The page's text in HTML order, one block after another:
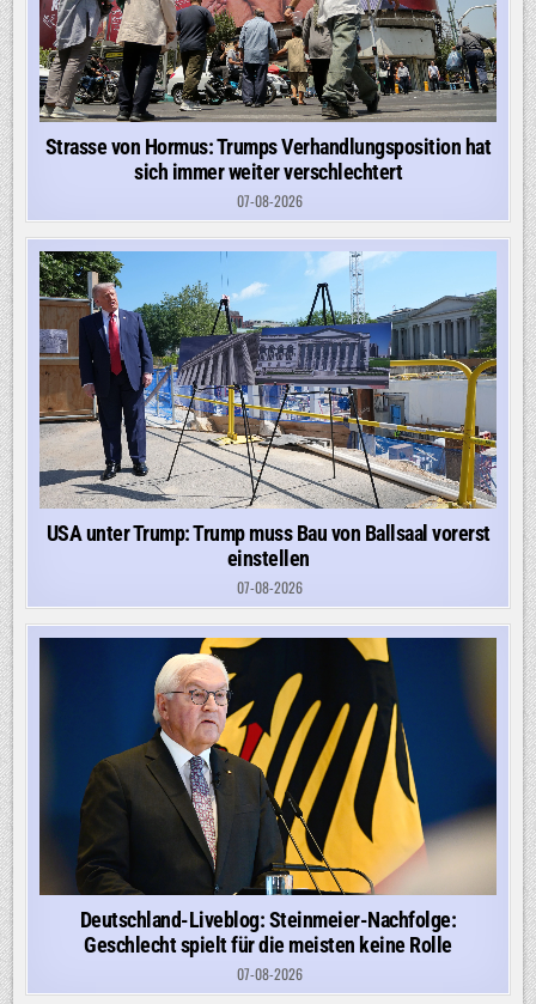
Strasse von Hormus: Trumps Verhandlungsposition hat
sich immer weiter verschlechtert
07-08-2026
USA unter Trump: Trump muss Bau von Ballsaal vorerst
einstellen
07-08-2026
Deutschland-Liveblog: Steinmeier-Nachfolge:
Geschlecht spielt für die meisten keine Rolle
07-08-2026